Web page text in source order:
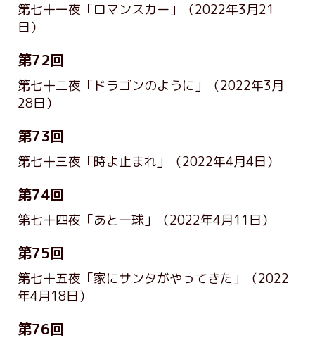
第七十一夜「ロマンスカー」
（2022年3月21
日）
第72回
第七十二夜「ドラゴンのように」
（2022年3月
28日）
第73回
第七十三夜「時よ止まれ」 （2022年4月4日）
第74回
第七十四夜「あと一球」 （2022年4月11日）
第75回
第七十五夜「家にサンタがやってきた」
（2022
年4月18日）
第76回